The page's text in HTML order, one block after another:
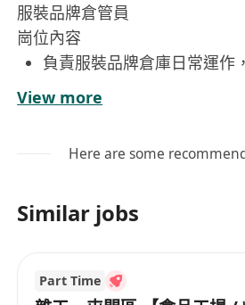
服裝品牌倉管員
崗位內容
負責服裝品牌倉庫日常運作
作業；
序、標籤清晰準確、批次與
實物差異，即時記錄並向上
檢查、貨架穩固性巡查及個
View more
Here are some
Similar jobs
Part Time